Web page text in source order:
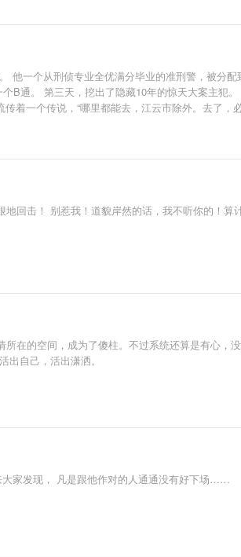
他一个从刑侦专业全优满分毕业的准刑警，被分
B通。 第三天，挖出了隐藏10年的惊天大案主
着一个传说，“哪里都能去，江云市除外。去了，
回击！ 别惹我！道貌岸然的话，我不听你的！
在的空间，成为了傻柱。不过系统还算是有心
自己，活出潇洒。
家发现， 凡是跟他作对的人通通没有好下场……